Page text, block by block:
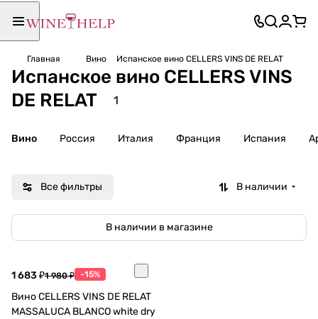
Главная Вино Испанское вино CELLERS VINS DE RELAT
Испанское вино CELLERS VINS
DE RELAT
1
Вино Россия Италия Франция Испания
Все фильтры В наличии
В наличии в магазине
1 683 ₽1 980 ₽ -15%
Вино CELLERS VINS DE RELAT
MASSALUCA BLANCO white dry